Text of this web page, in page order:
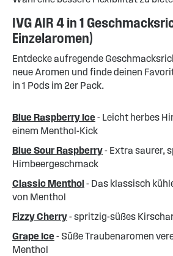
IVG AIR 4 in 1
Einzelaromen)
Entdecke aufregende
neue Aromen und finde deinen
in 1 Pods im 2er Pack.
Blue Raspberry Ice- Leicht herbes
einem Menthol-Kick
Blue Sour Raspberry- Extra saurer,
Himbeergeschmack
Classic Menthol - Das klassisch
von Menthol
Fizzy Cherry- spritzig-süßes
Grape Ice- Süße Traubenaromen
Menthol